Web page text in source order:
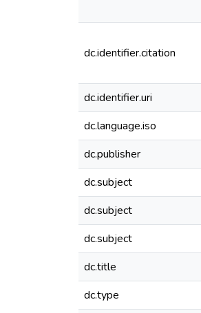
dc.identifier.citation
dc.identifier.uri
dc.language.iso
dc.publisher
dc.subject
dc.subject
dc.subject
dc.title
dc.type